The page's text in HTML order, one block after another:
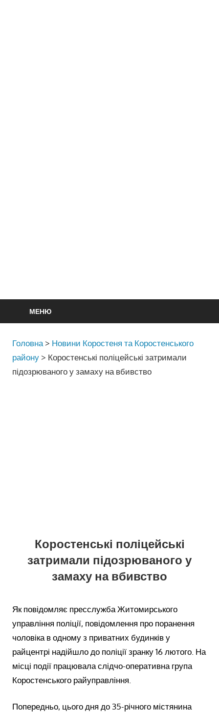
МЕНЮ
Головна > Новини Коростеня та Коростенського
району > Коростенські поліцейські затримали
підозрюваного у замаху на вбивство
Коростенські поліцейські
затримали підозрюваного у
замаху на вбивство
Як повідомляє пресслужба Житомирського
управління поліції, повідомлення про поранення
чоловіка в одному з приватних будинків у
райцентрі надійшло до поліції зранку 16 лютого. На
місці події працювала слідчо-оперативна група
Коростенського райуправління.
Попередньо, цього дня до 35-річного містянина